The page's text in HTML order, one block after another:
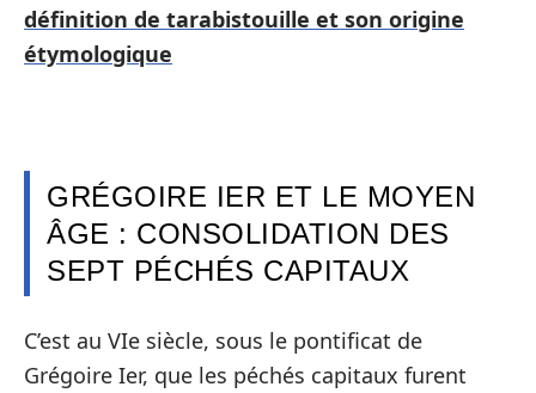
définition de tarabistouille et son origine
étymologique
GRÉGOIRE IER ET LE MOYEN
ÂGE : CONSOLIDATION DES
SEPT PÉCHÉS CAPITAUX
C’est au VIe siècle, sous le pontificat de
Grégoire Ier, que les péchés capitaux furent